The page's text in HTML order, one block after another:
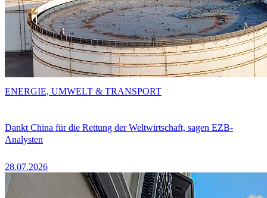
Dankt China für die Rettung der Weltwirtschaft, sagen EZB-
Analysten
28.07.2026
ENERGIE, UMWELT & TRANSPORT